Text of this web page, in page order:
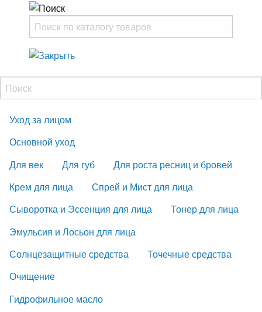
Уход за лицом
Основной уход
Для век
Для губ
Для роста ресниц и бровей
Крем для лица
Спрей и Мист для лица
Сыворотка и Эссенция для лица
Тонер для лица
Эмульсия и Лосьон для лица
Солнцезащитные средства
Точечные средства
Очищение
Гидрофильное масло